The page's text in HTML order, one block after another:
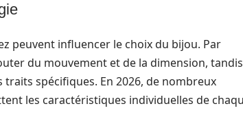
peuvent influencer le choix du bijou. Par
du mouvement et de la dimension, tandis
spécifiques. En 2026, de nombreux
les caractéristiques individuelles de